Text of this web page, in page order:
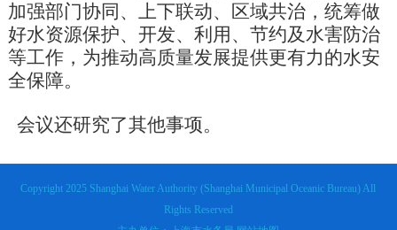
加强部门协同、上下联动、区域共治，统筹做
好水资源保护、开发、利用、节约及水害防治
等工作，为推动高质量发展提供更有力的水安
全保障。
会议还研究了其他事项。
Copyright 2025 Shanghai Water Authority (Shanghai Municipal Oceanic Bureau) All
Rights Reserved